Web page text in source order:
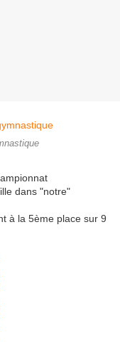
dans "notre"
à la 5ème place sur 9